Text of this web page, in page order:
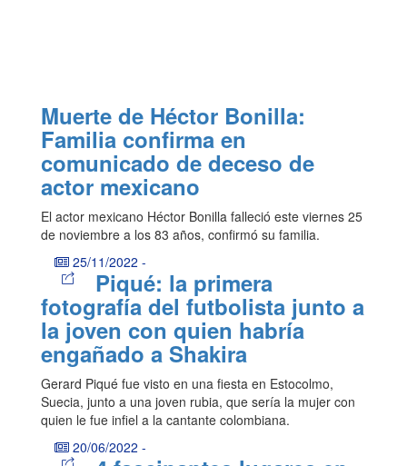
Muerte de Héctor Bonilla:
Familia confirma en
comunicado de deceso de
actor mexicano
El actor mexicano Héctor Bonilla falleció este viernes 25
de noviembre a los 83 años, confirmó su familia.
25/11/2022 -
Piqué: la primera
fotografía del futbolista junto a
la joven con quien habría
engañado a Shakira
Gerard Piqué fue visto en una fiesta en Estocolmo,
Suecia, junto a una joven rubia, que sería la mujer con
quien le fue infiel a la cantante colombiana.
20/06/2022 -